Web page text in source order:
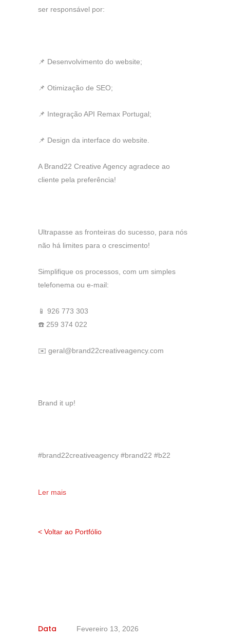
ser responsável por:
📌 Desenvolvimento do website;
📌 Otimização de SEO;
📌 Integração API Remax Portugal;
📌 Design da interface do website.
A Brand22 Creative Agency agradece ao
cliente pela preferência!
Ultrapasse as fronteiras do sucesso, para nós
não há limites para o crescimento!
Simplifique os processos, com um simples
telefonema ou e-mail:
📱 926 773 303
☎️ 259 374 022
✉️ geral@brand22creativeagency.com
Brand it up!
#brand22creativeagency #brand22 #b22
Ler mais
< Voltar ao Portfólio
Data Fevereiro 13, 2026